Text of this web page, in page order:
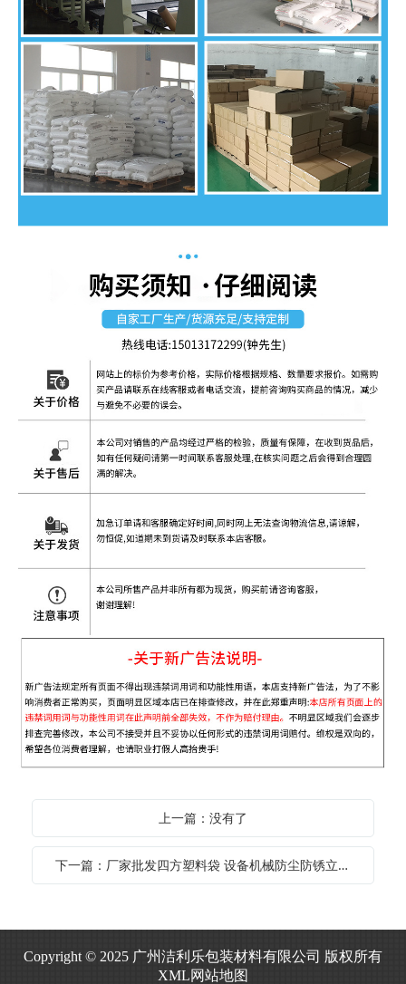
上一篇：没有了
下一篇：厂家批发四方塑料袋 设备机械防尘防锈立体包装袋大号薄膜防锈袋
Copyright © 2025 广州洁利乐包装材料有限公司 版权所有
XML网站地图